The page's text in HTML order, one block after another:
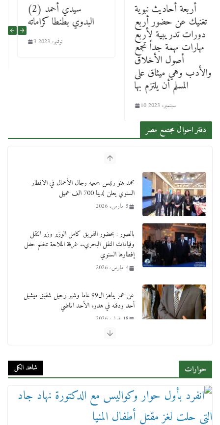
(2) سيدي أحمد
البدوي بطنطا كراماته
3 نوفمبر، 2023
أربعة أحاديث نبوية
تغنيك عن حضور أربع
دورات تدريبية لأربع
مهارات مهمة جداً تجمع
أصول الأخلاق
والأدب وهي ميثاق على
المسلم أن يلتزم بها
10 سبتمبر، 2023
دفتر احوال مجتمع مصر
محمد هنو رئيس جمعيه رجال الأعمال في الافطار
السنوي يعلن لدينا 700 الف عميل
5 مارس، 2026
بالصور : بحضور الفريق كامل الوزير وزير النقل
وقيادات النقل البحري.. غرفة الملاحة تنظم حفل
إفطارها السنوي
4 مارس، 2026
عن عمر يناهز ال99 عاما وشهر رحيل شقيق ميشيل
أحد ودفنه في هدوء الأحد الماضي
18 فبراير، 2026
لجنة النقل والمواصلات بمجلس النواب ترسم خارطة
طريق لتطوير المنظومة .. ومصيلحي يطالب بـ«لجان
نوعية متخصصة» وربط التمويل بالإنجاز.
حوارات شاهد الكل